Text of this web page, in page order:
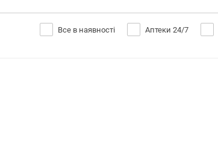
Все в наявності Аптеки 24/7